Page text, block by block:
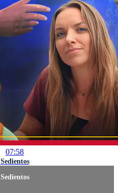
07:58
Sedientos
Sedientos